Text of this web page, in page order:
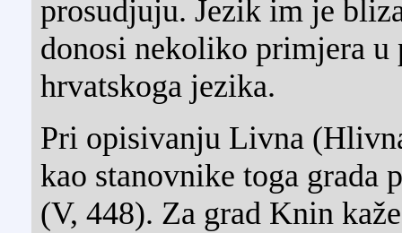
prosudjuju. Jezik im je
donosi nekoliko primjera
hrvatskoga jezika.
Pri opisivanju Livna
kao stanovnike toga grada
(V, 448). Za grad Knin